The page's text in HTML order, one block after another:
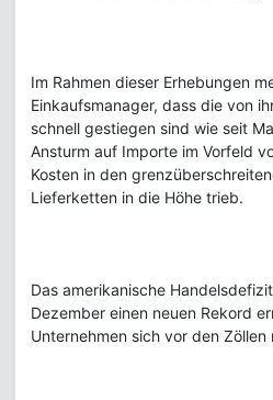
Im Rahmen dieser Erhebungen
Einkaufsmanager, dass die von
schnell gestiegen sind wie seit
Ansturm auf Importe im Vorfeld
Kosten in den
Lieferketten in die Höhe trieb.
Das amerikanische
Dezember einen neuen Rekord
Unternehmen sich vor den